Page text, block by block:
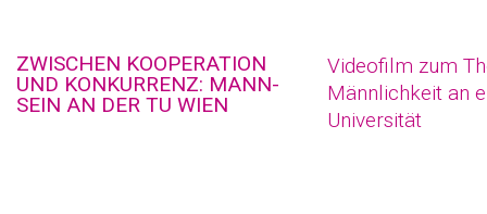
ZWISCHEN KOOPERATION
UND KONKURRENZ: MANN-
SEIN AN DER TU WIEN
Videofilm zum
Männlichkeit an
Universität